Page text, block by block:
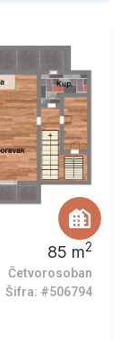
85 m2
Četvorosoban
Šifra: #506794